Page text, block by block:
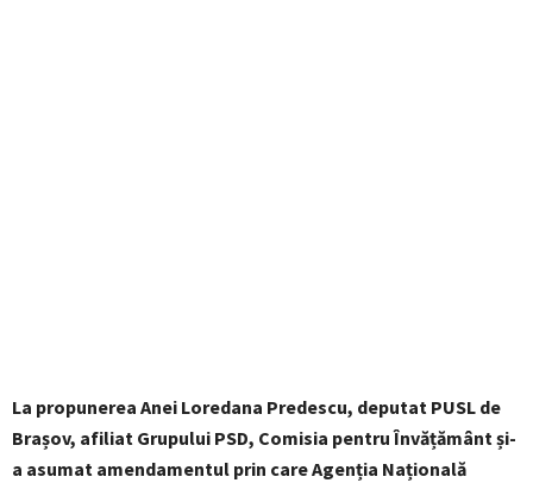
La propunerea Anei Loredana Predescu, deputat PUSL de
Brașov, afiliat Grupului PSD, Comisia pentru Învățământ și-
a asumat amendamentul prin care Agenția Națională